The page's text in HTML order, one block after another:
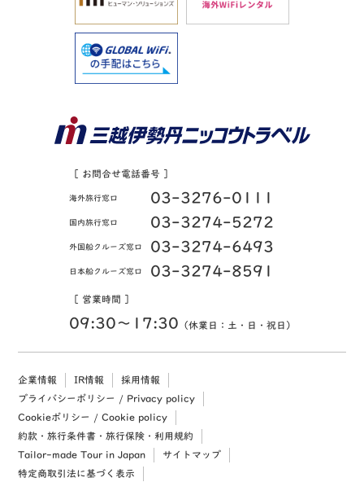
［ お問合せ電話番号 ］
海外旅行窓口 03-3276-0111
国内旅行窓口 03-3274-5272
外国船クルーズ窓口 03-3274-6493
日本船クルーズ窓口 03-3274-8591
［ 営業時間 ］
09:30〜17:30 （休業日：土・日・祝日）
企業情報 IR情報
採用情報
プライバシーポリシー / Privacy policy
Cookieポリシー / Cookie policy
約款・旅行条件書・旅行保険・利用規約
Tailor-made Tour in Japan
サイトマップ
特定商取引法に基づく表示